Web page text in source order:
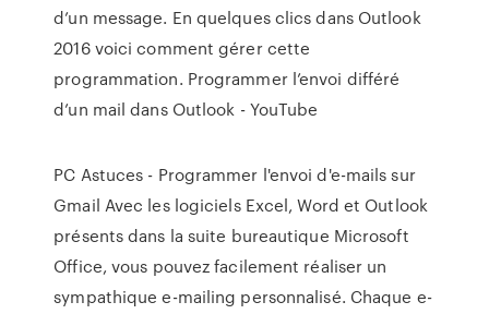
d’un message. En quelques clics dans Outlook
2016 voici comment gérer cette
programmation. Programmer l’envoi différé
d’un mail dans Outlook - YouTube
PC Astuces - Programmer l'envoi d'e-mails sur
Gmail Avec les logiciels Excel, Word et Outlook
présents dans la suite bureautique Microsoft
Office, vous pouvez facilement réaliser un
sympathique e-mailing personnalisé. Chaque e-